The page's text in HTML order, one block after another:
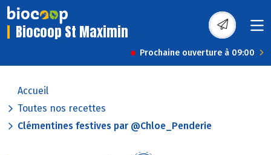
Biocoop St Maximin
Prochaine ouverture à 09:00
Accueil
Toutes nos recettes
Clémentines festives par @Chloe_Penderie